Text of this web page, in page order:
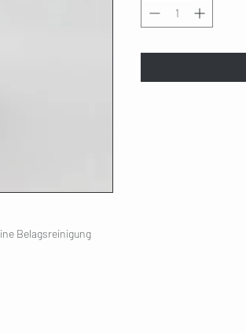
Belagsreinigung